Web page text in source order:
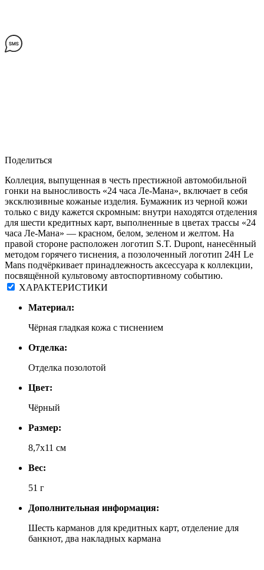
Поделиться
Коллеция, выпущенная в честь престижной автомобильной
гонки на выносливость «24 часа Ле-Мана», включает в себя
эксклюзивные кожаные изделия. Бумажник из черной кожи
только с виду кажется скромным: внутри находятся отделения
для шести кредитных карт, выполненные в цветах трассы «24
часа Ле-Мана» — красном, белом, зеленом и желтом. На
правой стороне расположен логотип S.T. Dupont, нанесённый
методом горячего тиснения, а позолоченный логотип 24H Le
Mans подчёркивает принадлежность аксессуара к коллекции,
посвящённой культовому автоспортивному событию.
ХАРАКТЕРИСТИКИ
Материал:
Чёрная гладкая кожа с тиснением
Отделка:
Отделка позолотой
Цвет:
Чёрный
Размер:
8,7х11 см
Вес:
51 г
Дополнительная информация:
Шесть карманов для кредитных карт, отделение для
банкнот, два накладных кармана